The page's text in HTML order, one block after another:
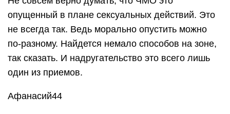
опущенный в плане сексуальных действий. Это
не всегда так. Ведь морально опустить можно
по-разному. Найдется немало способов на зоне,
так сказать. И надругательство это всего лишь
один из приемов.
Афанасий44